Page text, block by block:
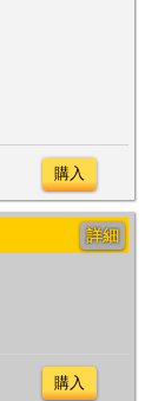
購入
詳細
購入